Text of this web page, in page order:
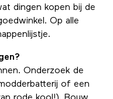
dingen kopen bij de
Op alle
Onderzoek de
of een